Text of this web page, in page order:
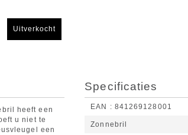
Uitverkocht
heeft een
u niet te
een
Specificaties
EAN 841269128001
Zonnebril